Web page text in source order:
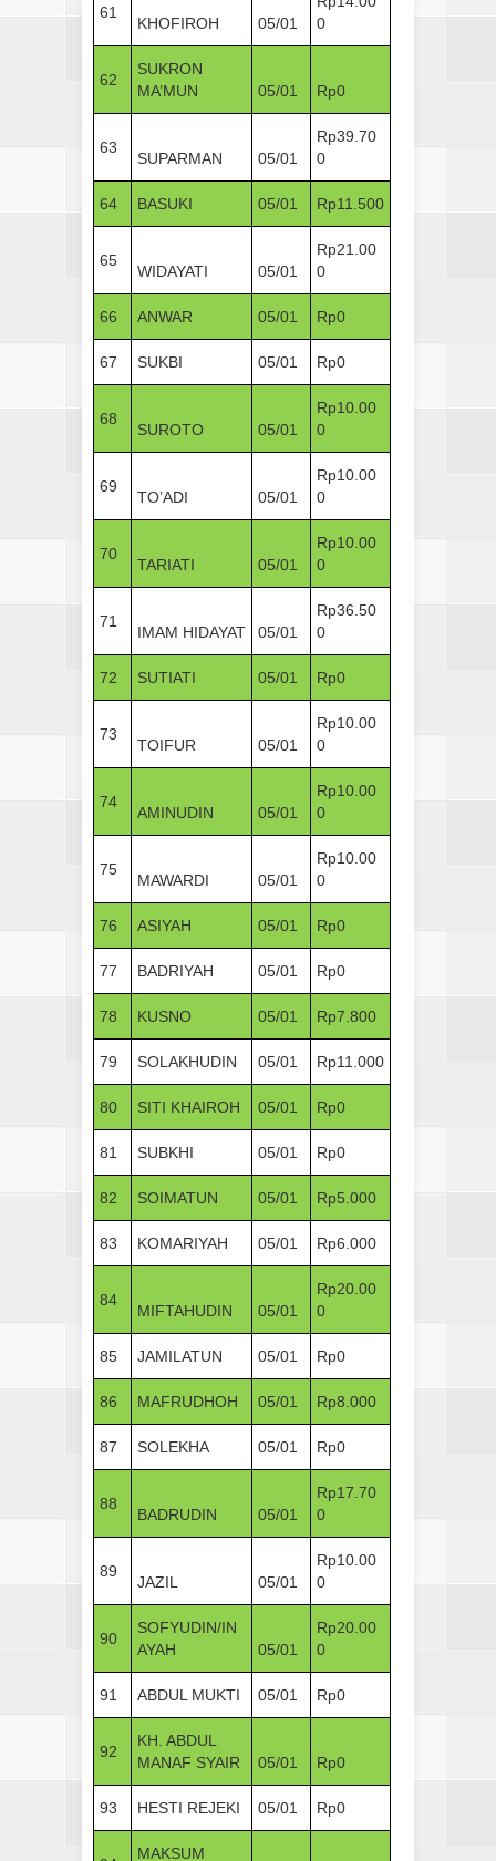
61
KHOFIROH 05/01
0
62
SUKRON
MA’MUN
05/01 Rp0
63
SUPARMAN 05/01
Rp39.70
0
64 BASUKI 05/01 Rp11.500
65
WIDAYATI 05/01
Rp21.00
0
66 ANWAR 05/01 Rp0
67 SUKBI 05/01 Rp0
68
SUROTO 05/01
Rp10.00
0
69
TO’ADI 05/01
Rp10.00
0
70
TARIATI 05/01
Rp10.00
0
71
IMAM HIDAYAT 05/01
Rp36.50
0
72 SUTIATI 05/01 Rp0
73
TOIFUR 05/01
Rp10.00
0
74
AMINUDIN 05/01
Rp10.00
0
75
MAWARDI 05/01
Rp10.00
0
76 ASIYAH 05/01 Rp0
77 BADRIYAH 05/01 Rp0
78 KUSNO 05/01 Rp7.800
79 SOLAKHUDIN 05/01 Rp11.000
80 SITI KHAIROH 05/01 Rp0
81 SUBKHI 05/01 Rp0
82 SOIMATUN 05/01 Rp5.000
83 KOMARIYAH 05/01 Rp6.000
84
MIFTAHUDIN 05/01
Rp20.00
0
85 JAMILATUN 05/01 Rp0
86 MAFRUDHOH 05/01 Rp8.000
87 SOLEKHA 05/01 Rp0
88
BADRUDIN 05/01
Rp17.70
0
89
JAZIL 05/01
Rp10.00
0
90
SOFYUDIN/IN
AYAH
05/01
Rp20.00
0
91 ABDUL MUKTI 05/01 Rp0
92
KH. ABDUL
MANAF SYAIR
05/01 Rp0
93 HESTI REJEKI 05/01 Rp0
MAKSUM